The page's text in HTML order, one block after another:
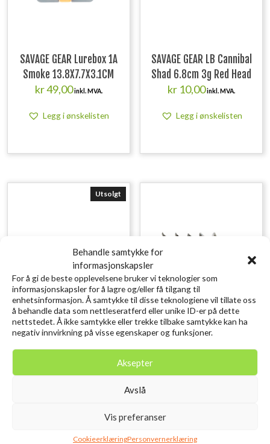
Behandle samtykke for
informasjonskapsler
For å gi de beste opplevelsene bruker vi teknologier som
informasjonskapsler for å lagre og/eller få tilgang til
enhetsinformasjon. Å samtykke til disse teknologiene vil tillate oss
å behandle data som nettleseratferd eller unike ID-er på dette
nettstedet. Å ikke samtykke eller trekke tilbake samtykke kan ha
negativ innvirkning på visse egenskaper og funksjoner.
Aksepter
Avslå
Vis preferanser
CookieerklæringPersonvernerklæring
SAVAGE GEAR Lurebox 1A
Smoke 13.8X7.7X3.1CM
kr49,00inkl. MVA.
Legg i ønskelisten
SAVAGE GEAR LB Cannibal
Shad 6.8cm 3g Red Head
kr 10,00inkl. MVA.
Legg i ønskelisten
Utsolgt
SAVAGE GEAR 3D Needle Jig
9CM 20G Sinking Pink Belly
Sardine
SAVAGE GEAR Craft
Crawler 8.5CM 2.3G Holo
Baitfish 8PCS